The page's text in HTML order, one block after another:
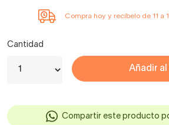
Compra hoy y recíbelo de 11 a
Cantidad
Añadir
Compartir este producto